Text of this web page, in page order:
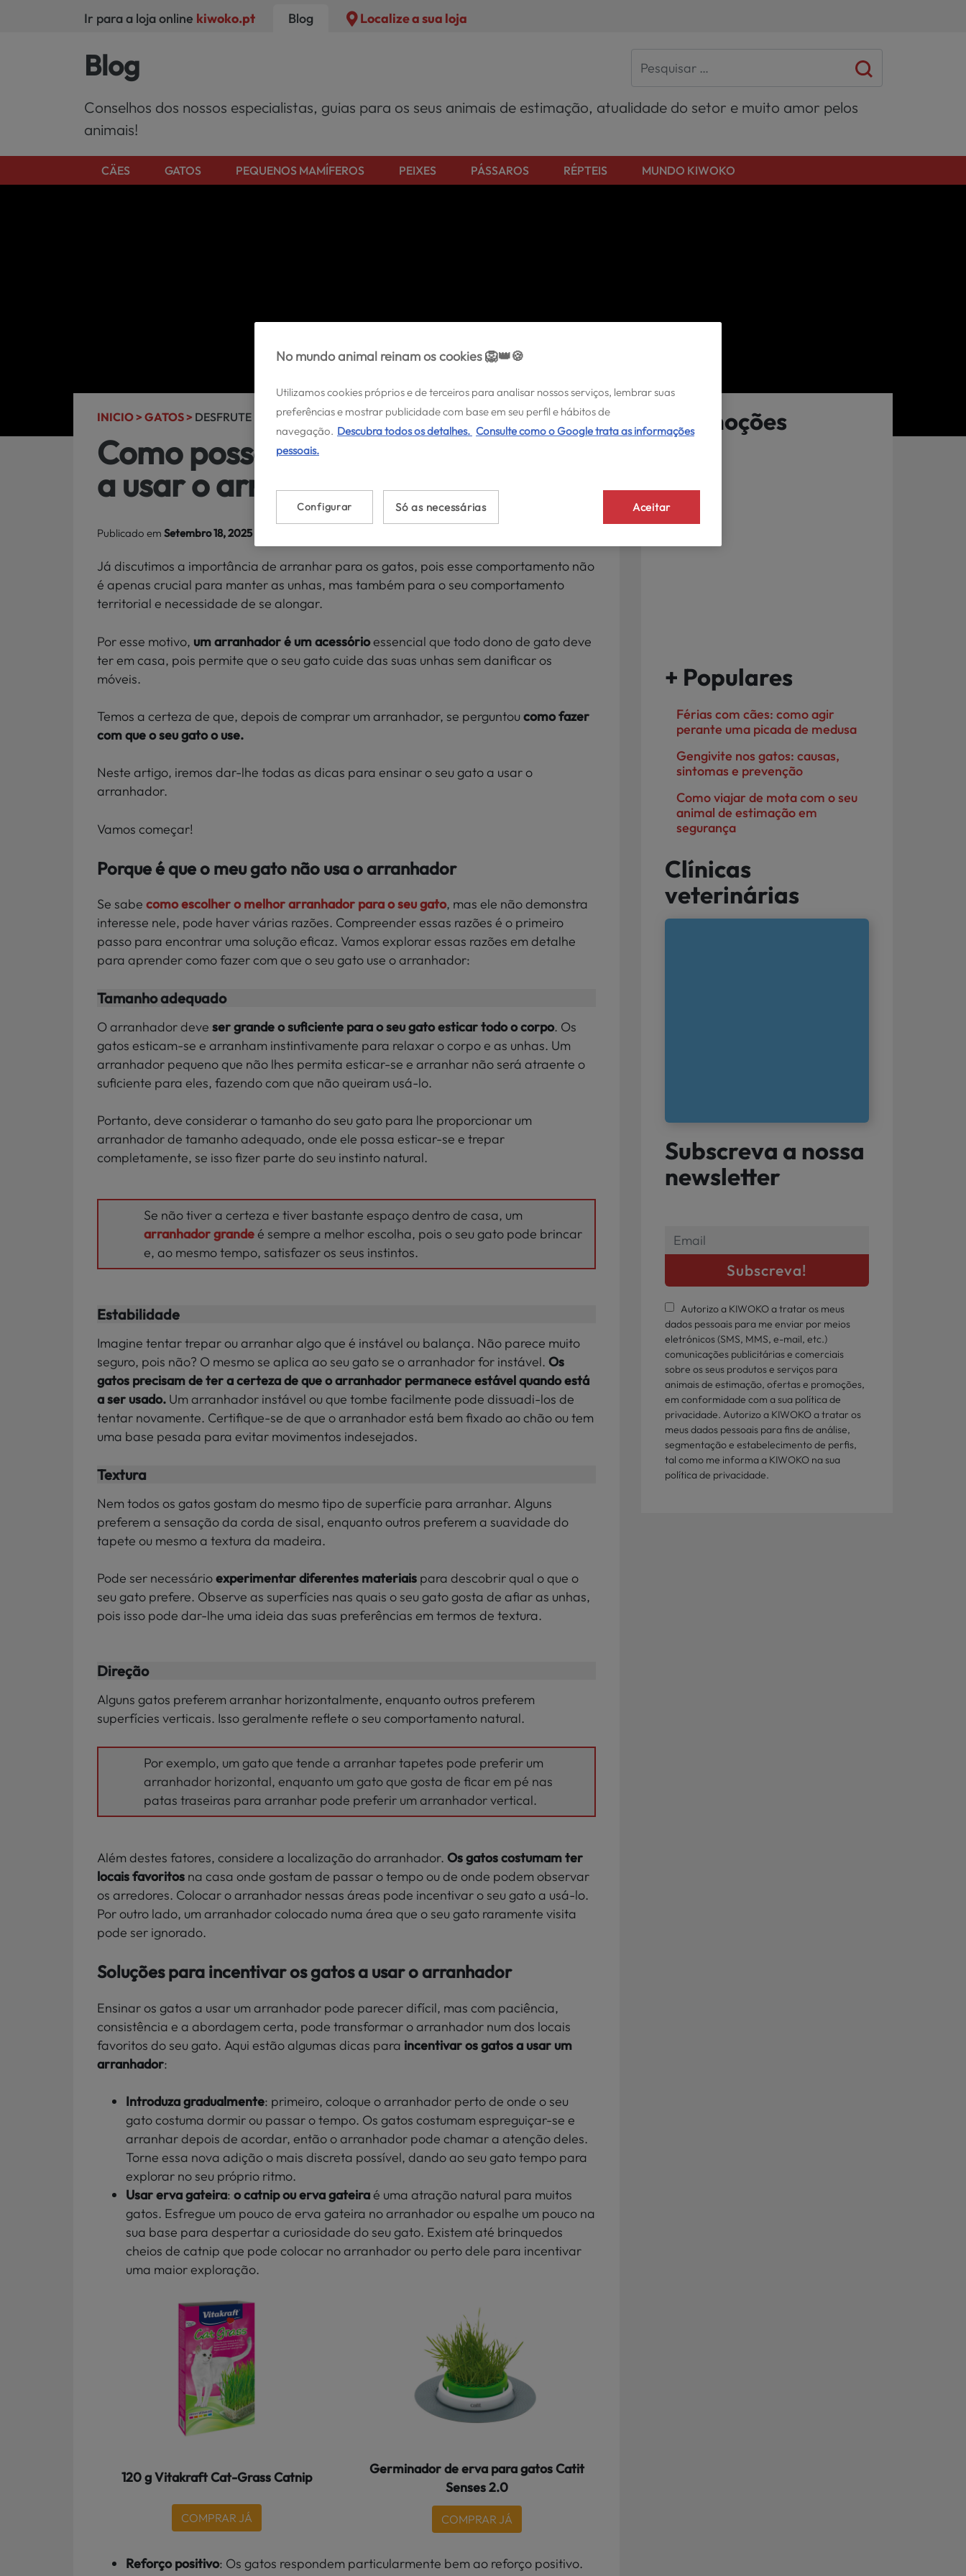
Ir para a loja online kiwoko.pt Blog Localize a sua loja
Blog
Conselhos dos nossos especialistas, guias para os seus animais de estimação, atualidade do setor e muito amor pelos
animais!
CÄES GATOS PEQUENOS MAMÍFEROS PEIXES PÁSSAROS RÉPTEIS MUNDO KIWOKO
INICIO >GATOS > DESFRUTE DOS SEUS GATOS >
Como posso incentivar o meu gato
a usar o arranhador?
Publicado em Setembro 18, 2025| Atualizado a
Já discutimos a importância de arranhar para os gatos, pois esse comportamento não
é apenas crucial para manter as unhas, mas também para o seu comportamento
territorial e necessidade de se alongar.
Por esse motivo, um arranhador é um acessórioessencial que todo dono de gato deve
ter em casa, pois permite que o seu gato cuide das suas unhas sem danificar os
móveis.
Temos a certeza de que, depois de comprar um arranhador, se perguntou como fazer
com que o seu gato o use.
Neste artigo, iremos dar-lhe todas as dicas para ensinar o seu gato a usar o
arranhador.
Vamos começar!
Porque é que o meu gato não usa o arranhador
Se sabe como escolher o melhor arranhador para o seu gato, mas ele não demonstra
interesse nele, pode haver várias razões. Compreender essas razões é o primeiro
passo para encontrar uma solução eficaz. Vamos explorar essas razões em detalhe
para aprender como fazer com que o seu gato use o arranhador:
Tamanho adequado
O arranhador deve ser grande o suficiente para o seu gato esticar todo o corpo. Os
gatos esticam-se e arranham instintivamente para relaxar o corpo e as unhas. Um
arranhador pequeno que não lhes permita esticar-se e arranhar não será atraente o
suficiente para eles, fazendo com que não queiram usá-lo.
Portanto, deve considerar o tamanho do seu gato para lhe proporcionar um
arranhador de tamanho adequado, onde ele possa esticar-se e trepar
completamente, se isso fizer parte do seu instinto natural.
Se não tiver a certeza e tiver bastante espaço dentro de casa, um
arranhador grandeé sempre a melhor escolha, pois o seu gato pode brincar
e, ao mesmo tempo, satisfazer os seus instintos.
Estabilidade
Imagine tentar trepar ou arranhar algo que é instável ou balança. Não parece muito
seguro, pois não? O mesmo se aplica ao seu gato se o arranhador for instável. Os
gatos precisam de ter a certeza de que o arranhador permanece estável quando está
a ser usado. Um arranhador instável ou que tombe facilmente pode dissuadi-los de
tentar novamente. Certifique-se de que o arranhador está bem fixado ao chão ou tem
uma base pesada para evitar movimentos indesejados.
Textura
Nem todos os gatos gostam do mesmo tipo de superfície para arranhar. Alguns
preferem a sensação da corda de sisal, enquanto outros preferem a suavidade do
tapete ou mesmo a textura da madeira.
Pode ser necessárioexperimentar diferentes materiais para descobrir qual o que o
seu gato prefere. Observe as superfícies nas quais o seu gato gosta de afiar as unhas,
pois isso pode dar-lhe uma ideia das suas preferências em termos de textura.
Direção
Alguns gatos preferem arranhar horizontalmente, enquanto outros preferem
superfícies verticais. Isso geralmente reflete o seu comportamento natural.
Por exemplo, um gato que tende a arranhar tapetes pode preferir um
arranhador horizontal, enquanto um gato que gosta de ficar em pé nas
patas traseiras para arranhar pode preferir um arranhador vertical.
Além destes fatores, considere a localização do arranhador. Os gatos costumam ter
locais favoritos na casa onde gostam de passar o tempo ou de onde podem observar
os arredores. Colocar o arranhador nessas áreas pode incentivar o seu gato a usá-lo.
Por outro lado, um arranhador colocado numa área que o seu gato raramente visita
pode ser ignorado.
Soluções para incentivar os gatos a usar o arranhador
Ensinar os gatos a usar um arranhador pode parecer difícil, mas com paciência,
consistência e a abordagem certa, pode transformar o arranhador num dos locais
favoritos do seu gato. Aqui estão algumas dicas para incentivar os gatos a usar um
arranhador:
Introduza gradualmente: primeiro, coloque o arranhador perto de onde o seu
gato costuma dormir ou passar o tempo. Os gatos costumam espreguiçar-se e
arranhar depois de acordar, então o arranhador pode chamar a atenção deles.
Torne essa nova adição o mais discreta possível, dando ao seu gato tempo para
explorar no seu próprio ritmo.
Usar erva gateira: o catnip ou erva gateiraé uma atração natural para muitos
gatos. Esfregue um pouco de erva gateira no arranhador ou espalhe um pouco na
sua base para despertar a curiosidade do seu gato. Existem até brinquedos
cheios de catnip que pode colocar no arranhador ou perto dele para incentivar
uma maior exploração.
Germinador de erva para gatos Catit
Senses 2.0
COMPRAR JÁ
120 g Vitakraft Cat-Grass Catnip
COMPRAR JÁ
Reforço positivo: Os gatos respondem particularmente bem ao reforço positivo.
Promoções
+ Populares
Férias com cães: como agir
perante uma picada de medusa
Gengivite nos gatos: causas,
sintomas e prevenção
Como viajar de mota com o seu
animal de estimação em
segurança
Clínicas
veterinárias
Subscreva a nossa
newsletter
Autorizo a KIWOKO a tratar os meus
dados pessoais para me enviar por meios
eletrónicos (SMS, MMS, e-mail, etc.)
comunicações publicitárias e comerciais
sobre os seus produtos e serviços para
animais de estimação, ofertas e promoções,
em conformidade com a sua política de
privacidade. Autorizo a KIWOKO a tratar os
meus dados pessoais para fins de análise,
segmentação e estabelecimento de perfis,
tal como me informa a KIWOKO na sua
política de privacidade.
No mundo animal reinam os cookies 🦁👑🍪
Utilizamos cookies próprios e de terceiros para analisar nossos serviços, lembrar suas
preferências e mostrar publicidade com base em seu perfil e hábitos de
navegação. Descubra todos os detalhes. Consulte como o Google trata as informações
pessoais.
Só as necessárias Aceitar
Configurar